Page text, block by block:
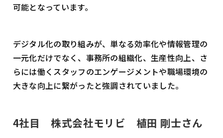
可能となっています。
デジタル化の取り組みが、単なる効率化や情報管理の
一元化だけでなく、事務所の組織化、生産性向上、さ
らには働くスタッフのエンゲージメントや職場環境の
大きな向上に繋がったと強調されていました。
4社目 株式会社モリビ 植田 剛士さん